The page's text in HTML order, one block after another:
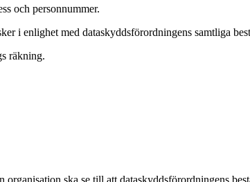
och personnummer.
i enlighet med dataskyddsförordningens samtliga
räkning.